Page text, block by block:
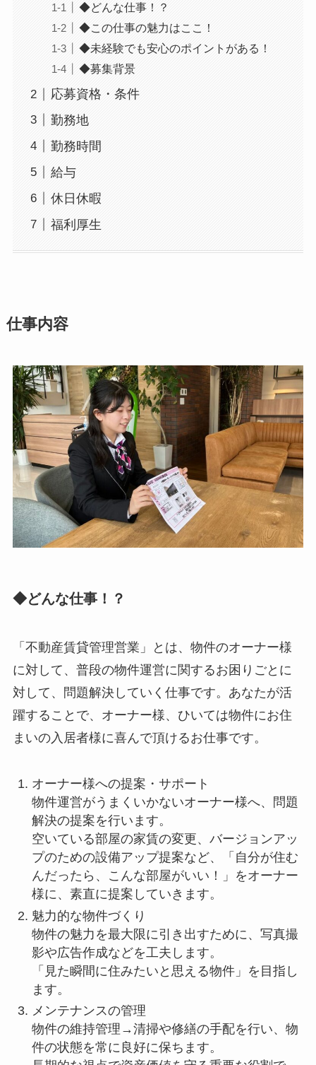
◆どんな仕事！？
◆この仕事の魅力はここ！
◆未経験でも安心のポイントがある！
◆募集背景
応募資格・条件
勤務地
勤務時間
給与
休日休暇
福利厚生
仕事内容
◆どんな仕事！？
「不動産賃貸管理営業」とは、物件のオーナー様
に対して、普段の物件運営に関するお困りごとに
対して、問題解決していく仕事です。あなたが活
躍することで、オーナー様、ひいては物件にお住
まいの入居者様に喜んで頂けるお仕事です。
オーナー様への提案・サポート
物件運営がうまくいかないオーナー様へ、問題
解決の提案を行います。
空いている部屋の家賃の変更、バージョンアッ
プのための設備アップ提案など、「自分が住む
んだったら、こんな部屋がいい！」をオーナー
様に、素直に提案していきます。
魅力的な物件づくり
物件の魅力を最大限に引き出すために、写真撮
影や広告作成などを工夫します。
「見た瞬間に住みたいと思える物件」を目指し
ます。
メンテナンスの管理
物件の維持管理→清掃や修繕の手配を行い、物
件の状態を常に良好に保ちます。